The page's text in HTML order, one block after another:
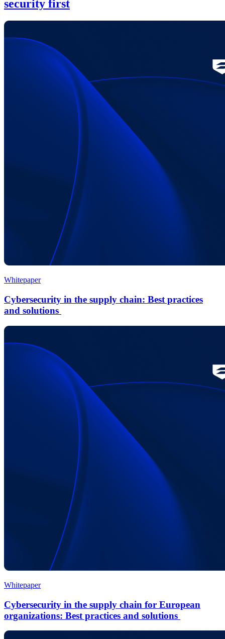
security first
Whitepaper
Cybersecurity in the supply chain: Best practices
and solutions
Whitepaper
Cybersecurity in the supply chain for European
organizations: Best practices and solutions